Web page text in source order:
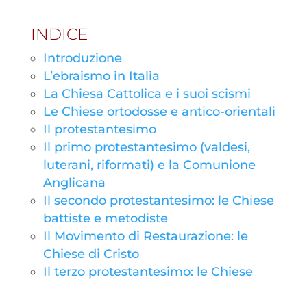
INDICE
Introduzione
L’ebraismo in Italia
La Chiesa Cattolica e i suoi scismi
Le Chiese ortodosse e antico-orientali
Il protestantesimo
Il primo protestantesimo (valdesi,
luterani, riformati) e la Comunione
Anglicana
Il secondo protestantesimo: le Chiese
battiste e metodiste
Il Movimento di Restaurazione: le
Chiese di Cristo
Il terzo protestantesimo: le Chiese